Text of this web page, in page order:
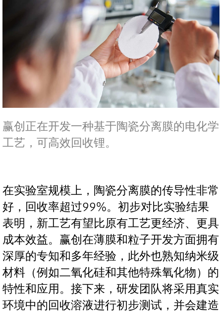
赢创正在开发一种基于陶瓷分离膜的电化学
工艺，可高效回收锂。
在实验室规模上，陶瓷分离膜的传导性非常
好，回收率超过99%。初步对比实验结果
表明，新工艺有望比原有工艺更经济、更具
成本效益。赢创在薄膜和粒子开发方面拥有
深厚的专知和多年经验，此外也熟知纳米级
材料（例如二氧化硅和其他特殊氧化物）的
特性和应用。接下来，研发团队将采用真实
环境中的回收溶液进行初步测试，并会建造